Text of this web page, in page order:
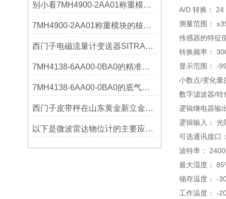
别小看7MH4900-2AA01称重模块！这些你日常接触的领域，早已离不开它
7MH4900-2AA01称重模块的核心亮点，藏着让效率翻倍的“关键密码”
西门子电磁流量计变送器SITRANS FMT020的功能
7MH4138-6AA00-0BA0的精准从何而来？关键组成部分，藏着答案！
7MH4138-6AA00-0BA0的底气：这些核心功能，让精准称重不再是难题
西门子皮带秤在山东黄金新立金矿的成功应用
以下是微波雷达物位计的主要应用领域及具体场景分析
A/D 转换：
测量范围：
传感器的特征
转换频率：
显示范围： -
小数点/变化
数字滤波器/
逻辑继电器输
逻辑输入： 光
可选通讯接口
波特率：
最大湿度：
储存温度： -
工作温度： -